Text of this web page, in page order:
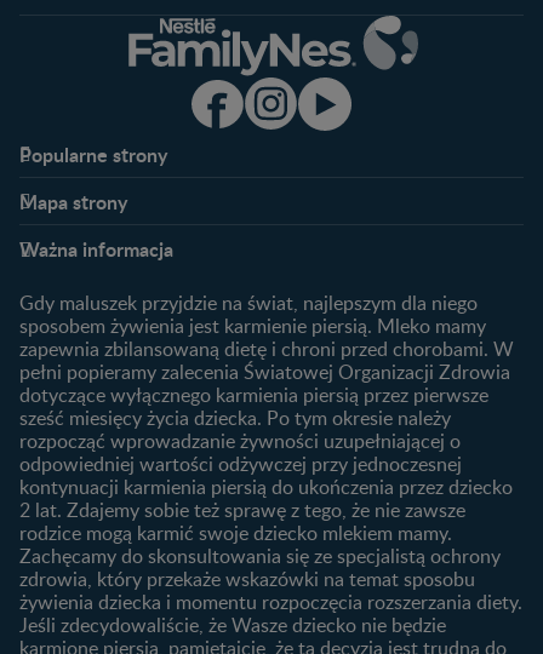
Popularne strony​
Kontakt
FAQ
Produkty
Wyszukiwarka produktów
Nasze marki
Mapa strony​
Plamienie implantacyjne –
Jak zaplanować płeć
dziecka?
Jak rozpoznać dni płodne?
Badania przed ciążą
Planowanie urlopu
macierzyńskiego
1. trymestr ciąży
2. trymestr ciąży
3. trymestr ciąży
Rozwój dziecka
Kalendarz rozwoju dziecka
Skoki rozwojowe
Ząbkowanie u niemowląt
Żywienie dziecka
10 sposobów jak poprawić
laktację
Jakie mleko następne
wybrać dla dziecka?
Jak rozszerzać dietę
Ważna informacja
Gdy maluszek przyjdzie na świat, najlepszym dla niego
sposobem żywienia jest karmienie piersią. Mleko mamy
zapewnia zbilansowaną dietę i chroni przed chorobami. W
pełni popieramy zalecenia Światowej Organizacji Zdrowia
dotyczące wyłącznego karmienia piersią przez pierwsze
sześć miesięcy życia dziecka. Po tym okresie należy
rozpocząć wprowadzanie żywności uzupełniającej o
odpowiedniej wartości odżywczej przy jednoczesnej
kontynuacji karmienia piersią do ukończenia przez dziecko
2 lat. Zdajemy sobie też sprawę z tego, że nie zawsze
rodzice mogą karmić swoje dziecko mlekiem mamy.
Zachęcamy do skonsultowania się ze specjalistą ochrony
zdrowia, który przekaże wskazówki na temat sposobu
żywienia dziecka i momentu rozpoczęcia rozszerzania diety.
Jeśli zdecydowaliście, że Wasze dziecko nie będzie
karmione piersią, pamiętajcie, że ta decyzja jest trudna do